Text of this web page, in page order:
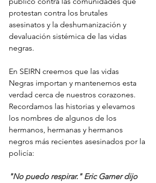
protestan contra los brutales
asesinatos y la deshumanización y
devaluación sistémica de las vidas
negras.
En SEIRN creemos que las vidas
Negras importan y mantenemos esta
verdad cerca de nuestros corazones.
Recordamos las historias y elevamos
los nombres de algunos de los
hermanos, hermanas y hermanos
negros más recientes asesinados por la
policía:
"No puedo respirar." Eric Garner dijo